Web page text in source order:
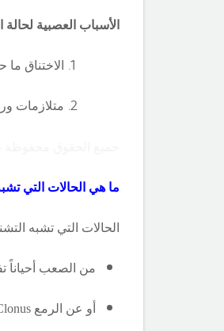
الأسباب العصبية لحالة
الاختناق ما
متلازمات
ما هي الحالات التي
الحالات التي تشبه
من الصعب أحياناً
أو عن الرمع